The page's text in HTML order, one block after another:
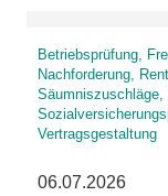
Betriebsprüfung,
Nachforderung,
Vertragsgestaltung
06.07.2026